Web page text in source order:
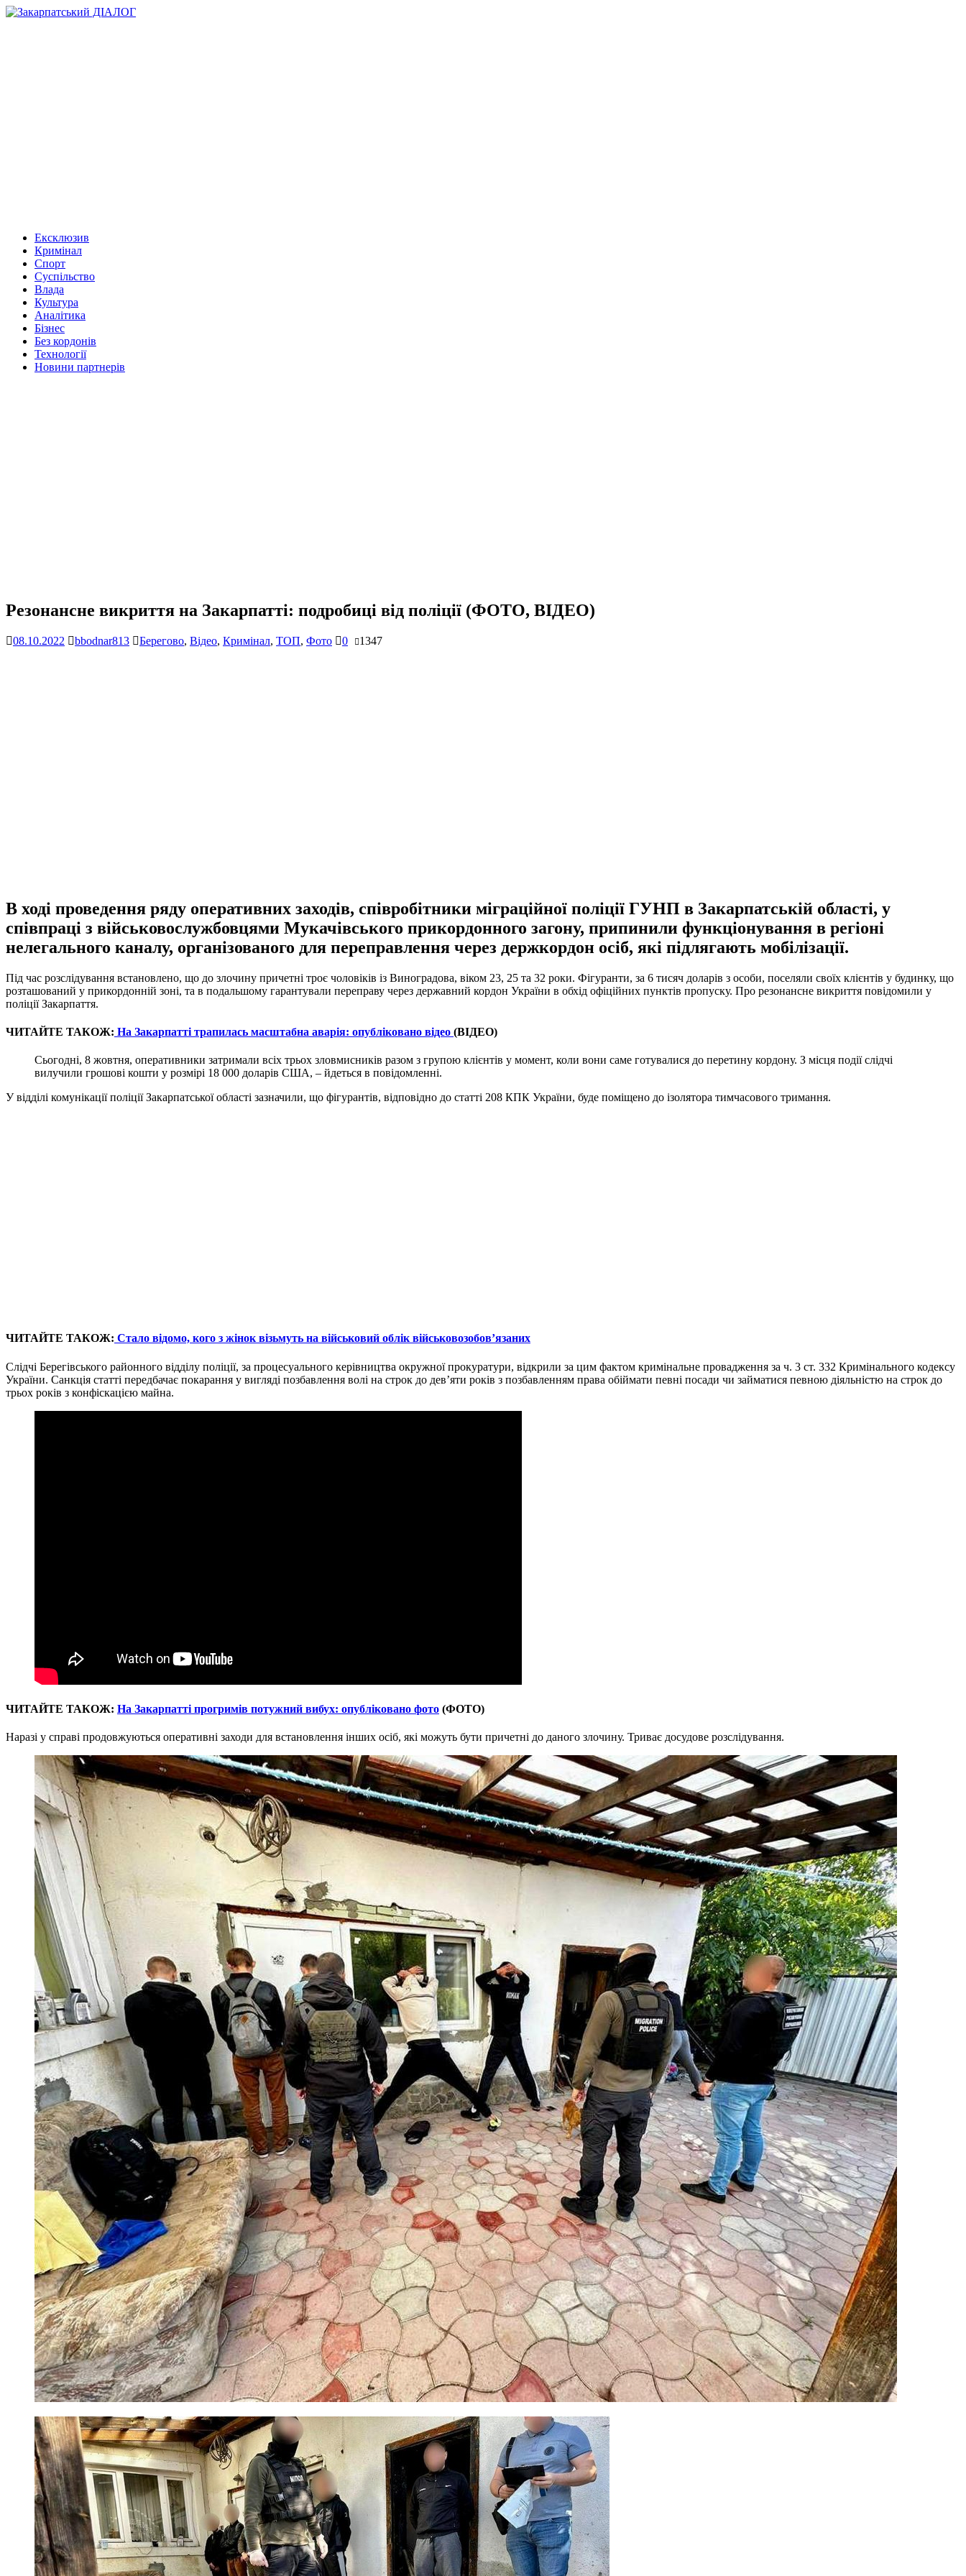
Ексклюзив
Кримінал
Спорт
Суспільство
Влада
Культура
Аналітика
Бізнес
Без кордонів
Технології
Новини партнерів
Резонансне викриття на Закарпатті: подробиці від поліції (ФОТО, ВІДЕО)
08.10.2022 bbodnar813 Берегово, Відео, Кримінал, ТОП, Фото 0 1347
В ході проведення ряду оперативних заходів, співробітники міграційної поліції ГУНП в Закарпатській області, у
співпраці з військовослужбовцями Мукачівського прикордонного загону, припинили функціонування в регіоні
нелегального каналу, організованого для переправлення через держкордон осіб, які підлягають мобілізації.
Під час розслідування встановлено, що до злочину причетні троє чоловіків із Виноградова, віком 23, 25 та 32 роки. Фігуранти, за 6 тисяч доларів з особи, поселяли своїх клієнтів у будинку, що
розташований у прикордонній зоні, та в подальшому гарантували переправу через державний кордон України в обхід офіційних пунктів пропуску. Про резонансне викриття повідомили у
поліції Закарпаття.
ЧИТАЙТЕ ТАКОЖ: На Закарпатті трапилась масштабна аварія: опубліковано відео (ВІДЕО)
Сьогодні, 8 жовтня, оперативники затримали всіх трьох зловмисників разом з групою клієнтів у момент, коли вони саме готувалися до перетину кордону. З місця події слідчі
вилучили грошові кошти у розмірі 18 000 доларів США, – йдеться в повідомленні.
У відділі комунікації поліції Закарпатської області зазначили, що фігурантів, відповідно до статті 208 КПК України, буде поміщено до ізолятора тимчасового тримання.
ЧИТАЙТЕ ТАКОЖ: Стало відомо, кого з жінок візьмуть на військовий облік військовозобов’язаних
Слідчі Берегівського районного відділу поліції, за процесуального керівництва окружної прокуратури, відкрили за цим фактом кримінальне провадження за ч. 3 ст. 332 Кримінального кодексу
України. Санкція статті передбачає покарання у вигляді позбавлення волі на строк до дев’яти років з позбавленням права обіймати певні посади чи займатися певною діяльністю на строк до
трьох років з конфіскацією майна.
ЧИТАЙТЕ ТАКОЖ: На Закарпатті прогримів потужний вибух: опубліковано фото (ФОТО)
Наразі у справі продовжуються оперативні заходи для встановлення інших осіб, які можуть бути причетні до даного злочину. Триває досудове розслідування.